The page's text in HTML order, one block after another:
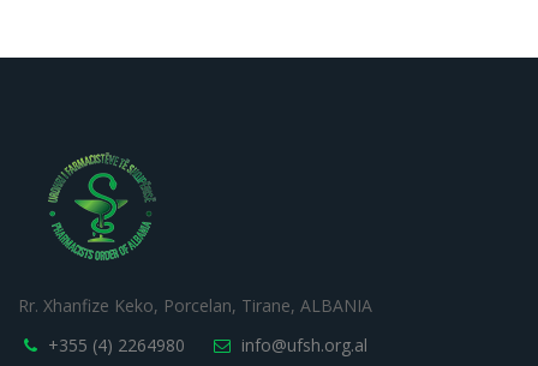
Rr. Xhanfize Keko, Porcelan, Tirane, ALBANIA
+355 (4) 2264980
info@ufsh.org.al